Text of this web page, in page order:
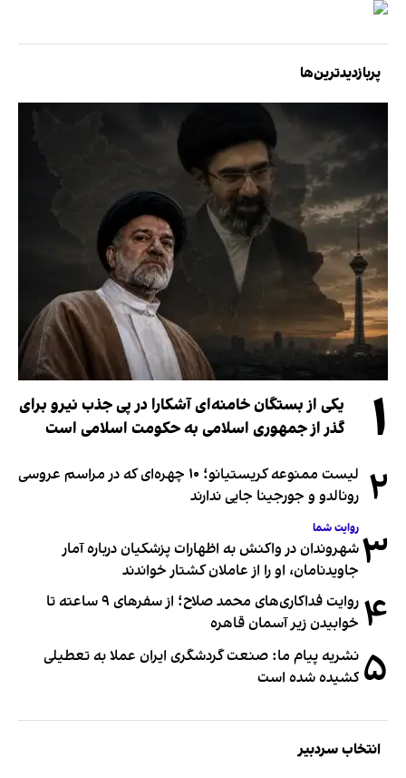
پربازدیدترین‌ها
۱
یکی از بستگان خامنه‌ای آشکارا در پی جذب نیرو برای
گذر از جمهوری اسلامی به حکومت اسلامی است
۲
لیست ممنوعه کریستیانو؛ ۱۰ چهره‌ای که در مراسم عروسی
رونالدو و جورجینا جایی ندارند
۳ روایت شما
شهروندان در واکنش به اظهارات پزشکیان درباره آمار
جاویدنامان، او را از عاملان کشتار خواندند
۴
روایت فداکاری‌های محمد صلاح؛ از سفرهای ۹ ساعته تا
خوابیدن زیر آسمان قاهره
۵ نشریه پیام ما: صنعت گردشگری ایران عملا به تعطیلی
کشیده شده است
انتخاب سردبیر